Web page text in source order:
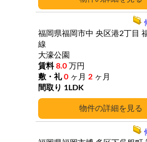
詳細
福岡県福岡市中 央区港2丁目
線
大濠公園
8.0 万円
0 ヶ月 2 ヶ月
1LDK